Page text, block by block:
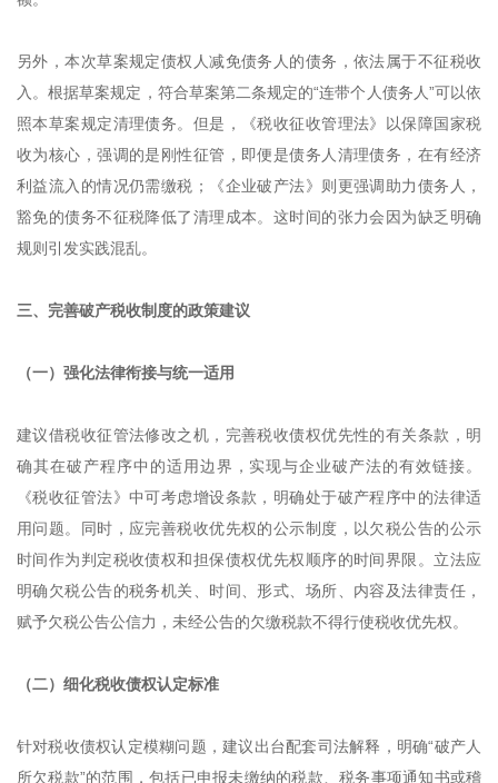
另外，本次草案规定债权人减免债务人的债务，依法属于不征税收
入。根据草案规定，符合草案第二条规定的“连带个人债务人”可以依
照本草案规定清理债务。但是，《税收征收管理法》以保障国家税
收为核心，强调的是刚性征管，即便是债务人清理债务，在有经济
利益流入的情况仍需缴税；《企业破产法》则更强调助力债务人，
豁免的债务不征税降低了清理成本。这时间的张力会因为缺乏明确
规则引发实践混乱。
三、完善破产税收制度的政策建议
（一）强化法律衔接与统一适用
建议借税收征管法修改之机，完善税收债权优先性的有关条款，明
确其在破产程序中的适用边界，实现与企业破产法的有效链接。
《税收征管法》中可考虑增设条款，明确处于破产程序中的法律适
用问题。同时，应完善税收优先权的公示制度，以欠税公告的公示
时间作为判定税收债权和担保债权优先权顺序的时间界限。立法应
明确欠税公告的税务机关、时间、形式、场所、内容及法律责任，
赋予欠税公告公信力，未经公告的欠缴税款不得行使税收优先权。
（二）细化税收债权认定标准
针对税收债权认定模糊问题，建议出台配套司法解释，明确“破产人
所欠税款”的范围，包括已申报未缴纳的税款、税务事项通知书或稽